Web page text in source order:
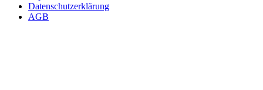
Datenschutzerklärung
AGB